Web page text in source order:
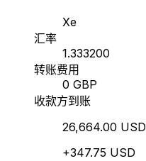
Xe
汇率
1.333200
转账费用
0 GBP
收款方到账
26,664.00 USD
+347.75 USD